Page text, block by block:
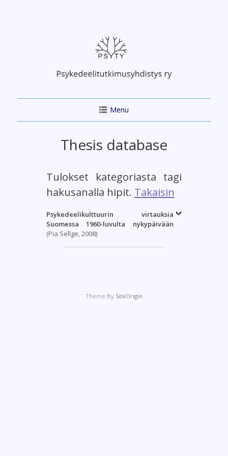
Menu
Thesis database
Tulokset kategoriasta tagi
hakusanalla hipit. Takaisin
Psykedeelikulttuurin virtauksia
Suomessa 1960-luvulta nykypäivään
(Pia Sellge, 2008)
Theme By SiteOrigin